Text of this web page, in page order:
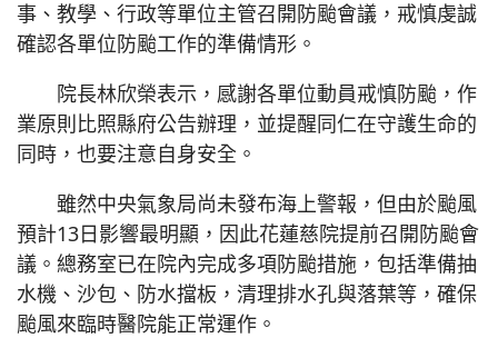
事、教學、行政等單位主管召開防颱會議，戒慎虔誠
確認各單位防颱工作的準備情形。
院長林欣榮表示，感謝各單位動員戒慎防颱，作
業原則比照縣府公告辦理，並提醒同仁在守護生命的
同時，也要注意自身安全。
雖然中央氣象局尚未發布海上警報，但由於颱風
預計13日影響最明顯，因此花蓮慈院提前召開防颱會
議。總務室已在院內完成多項防颱措施，包括準備抽
水機、沙包、防水擋板，清理排水孔與落葉等，確保
颱風來臨時醫院能正常運作。